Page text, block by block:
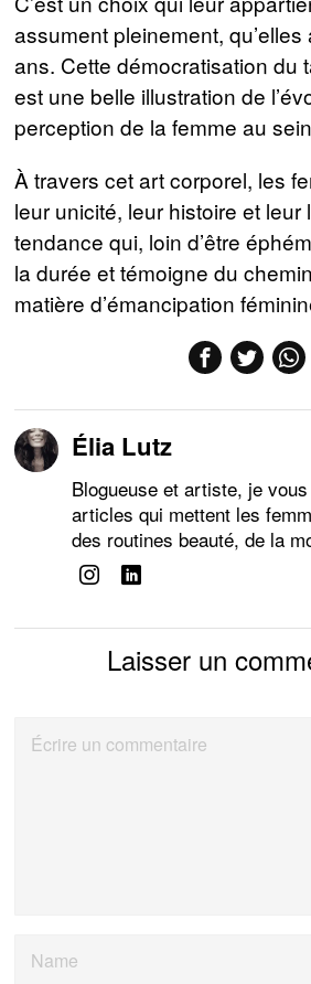
assument pleinement,
ans. Cette démocratisation du
est une belle illustration de
perception de la femme au
À travers cet art corporel, les
leur unicité, leur histoire et leur
tendance qui, loin d’être
la durée et témoigne du
matière d’émancipation
Élia Lutz
Blogueuse et artiste, je
articles qui mettent les
des routines beauté, de la
Laisser un